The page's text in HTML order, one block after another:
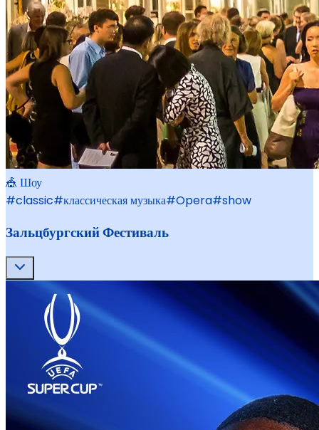
🎪 Шоу
#classic#классическая музыка#Opera#show
Зальцбургский Фестиваль